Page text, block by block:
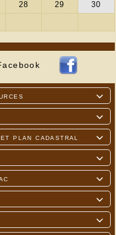
Facebook



plan cadastral



